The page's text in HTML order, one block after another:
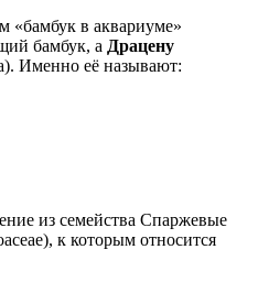
«бамбук в аквариуме»
бамбук, а Драцену
Именно её называют:
из семейства Спаржевые
к которым относится